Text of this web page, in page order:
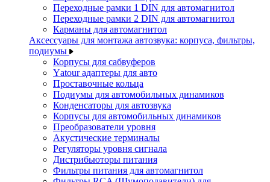
Переходные рамки 1 DIN для автомагнитол
Переходные рамки 2 DIN для автомагнитол
Карманы для автомагнитол
Аксессуары для монтажа автозвука: корпуса, фильтры,
подиумы
Корпусы для сабвуферов
Yаtour адаптеры для авто
Проставочные кольца
Подиумы для автомобильных динамиков
Конденсаторы для автозвука
Корпусы для автомобильных динамиков
Преобразователи уровня
Акустические терминалы
Регуляторы уровня сигнала
Дистрибьюторы питания
Фильтры питания для автомагнитол